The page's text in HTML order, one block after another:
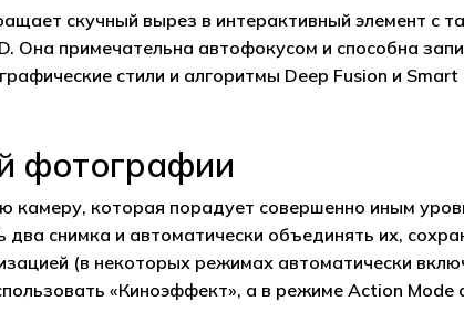
скучный вырез в интерактивный элемент с
примечательна автофокусом и способна
стили и алгоритмы Deep Fusion и
фотографии
камеру, которая порадует совершенно иным
снимка и автоматически объединять их,
(в некоторых режимах автоматически
«Киноэффект», а в режиме Action